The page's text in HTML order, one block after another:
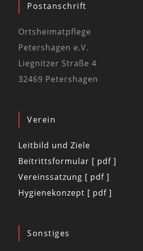
Postanschrift
Ortsheimatpflege
Petershagen e.V.
Liegnitzer Straße 4
32469 Petershagen
Verein
Leitbild und Ziele
Beitrittsformular [ pdf ]
Vereinssatzung [ pdf ]
Hygienekonzept [ pdf ]
Sonstiges